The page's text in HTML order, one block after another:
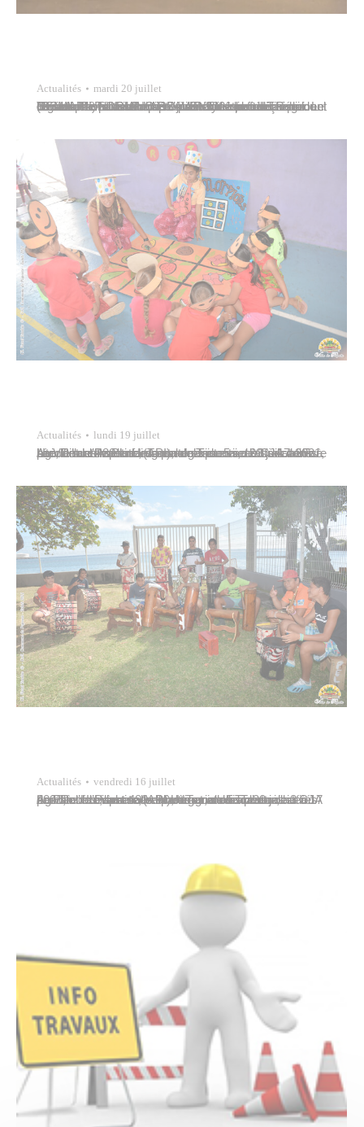
Actualités mardi 20 juillet
Tavana Michel BUILLARD assistait à la cérémonie officielle de passation de commandement du Régiment du service militaire adapté de Polynésie française (RSMA-Pf) le vendredi 16 juillet 2021 place Tarahoi. Le lieutenant-colonel Fabrice AVENEL succède au colonel Christophe SORIANO en qualité de chef de corps du RSMA-Pf. Pour marquer l’événement, un défilé du régiment avait lieu…
Actualités lundi 19 juillet
La Ville de Papeete, en partenariat avec l’association Agir Pour l’Insertion (API), organise six centres aérés pendant les vacances scolaires du 5 au 30 juillet 2021, accueillant 480 enfants et adolescents de 3 à 17 ans à l’école maternelle Ui-Tama de Tipaerui, au CJA de Fare Ute, à la salle Blue Lagoon de Taunoa et…
Actualités vendredi 16 juillet
La Ville de Papeete, en partenariat avec l’association Agir Pour l’Insertion (API), organise six centres aérés pendant les vacances scolaires, du 5 au 30 juillet 2021, accueillant 480 enfants et adolescents de 3 à 17 ans : à l’école maternelle Ui-Tama de Tipaerui, au CJA de Fare Ute, à la salle Blue Lagoon de Taunoa…